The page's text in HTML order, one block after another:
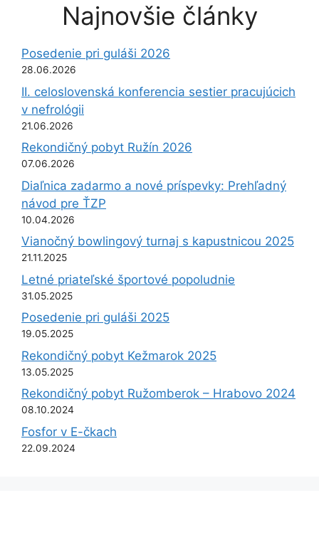
Najnovšie články
Posedenie pri guláši 2026
28.06.2026
II. celoslovenská konferencia sestier pracujúcich
v nefrológii
21.06.2026
Rekondičný pobyt Ružín 2026
07.06.2026
Diaľnica zadarmo a nové príspevky: Prehľadný
návod pre ŤZP
10.04.2026
Vianočný bowlingový turnaj s kapustnicou 2025
21.11.2025
Letné priateľské športové popoludnie
31.05.2025
Posedenie pri guláši 2025
19.05.2025
Rekondičný pobyt Kežmarok 2025
13.05.2025
Rekondičný pobyt Ružomberok – Hrabovo 2024
08.10.2024
Fosfor v E-čkach
22.09.2024